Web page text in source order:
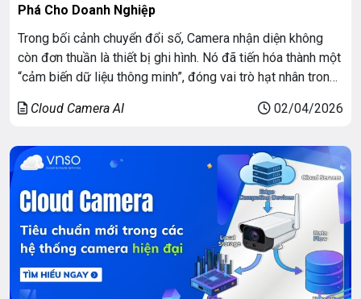
Phá Cho Doanh Nghiệp
Trong bối cảnh chuyển đổi số, Camera nhận diện không
còn đơn thuần là thiết bị ghi hình. Nó đã tiến hóa thành một
“cảm biến dữ liệu thông minh”, đóng vai trò hạt nhân trong
sâu vào kiến trúc công […]
Cloud Camera AI 02/04/2026